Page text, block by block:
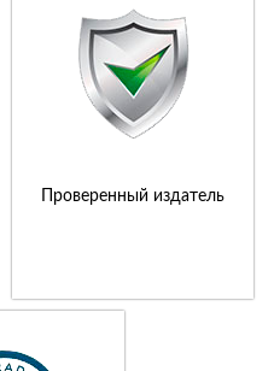
Проверенный издатель